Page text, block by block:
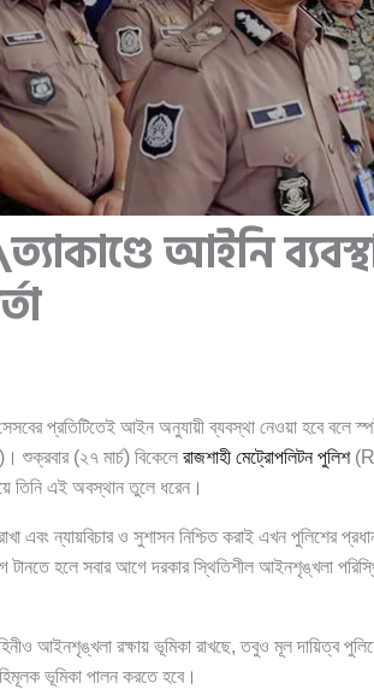
আইনি
প্রতিটিতেই আইন অনুযায়ী ব্যবস্থা নেওয়া হবে বলে
(২৭ মার্চ) বিকেলে রাজশাহী মেট্রোপলিটন পুলিশ
তিনি এই অবস্থান তুলে ধরেন।
এবং ন্যায়বিচার ও সুশাসন নিশ্চিত করাই এখন পুলিশের
টানতে হলে সবার আগে দরকার স্থিতিশীল আইনশৃঙ্খলা
আইনশৃঙ্খলা রক্ষায় ভূমিকা রাখছে, তবুও মূল দায়িত্ব
ভূমিকা পালন করতে হবে।